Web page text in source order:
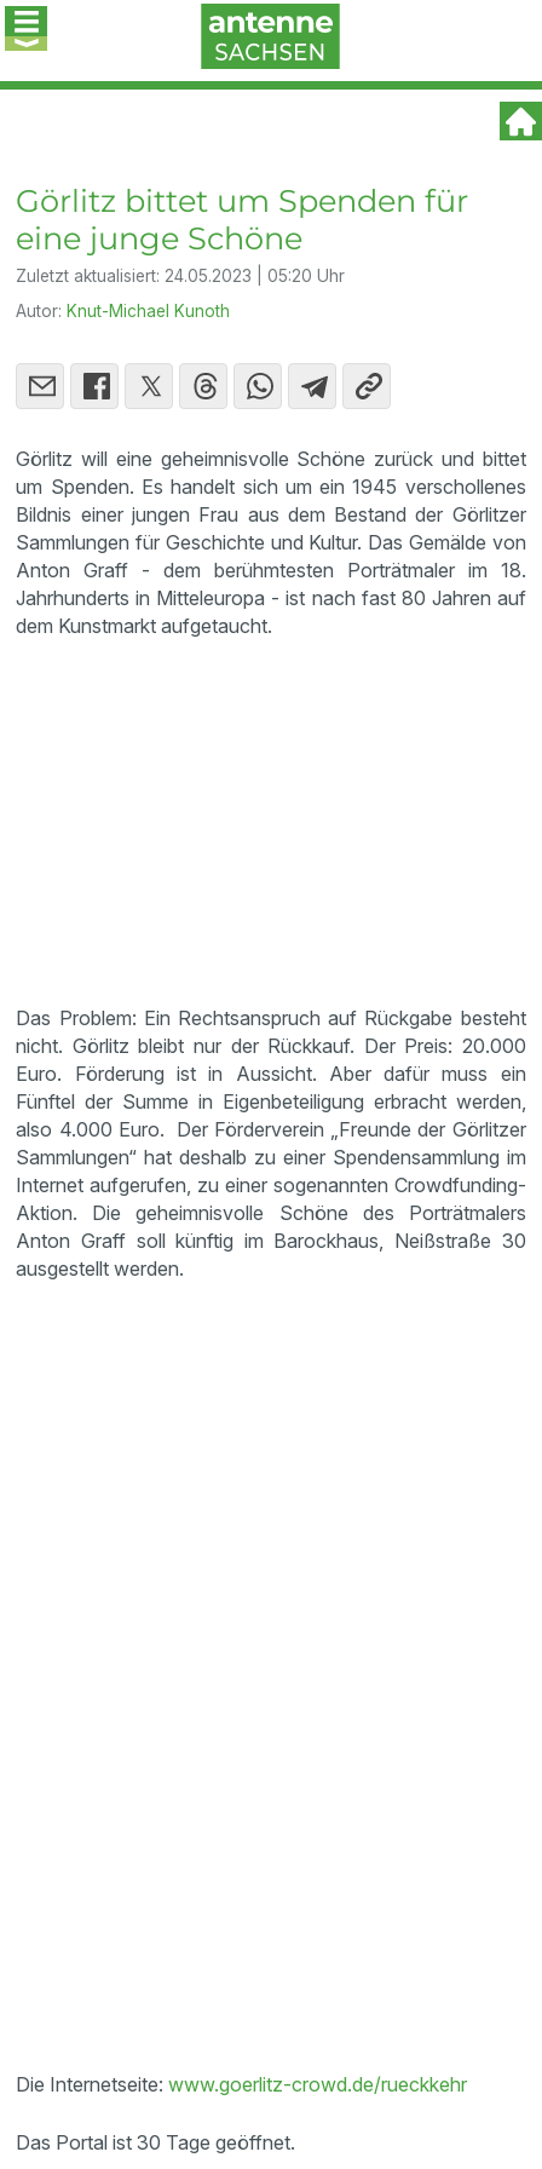
Görlitz bittet um Spenden für
eine junge Schöne
Zuletzt aktualisiert: 24.05.2023 | 05:20 Uhr
Autor: Knut-Michael Kunoth
Görlitz will eine geheimnisvolle Schöne zurück und bittet
um Spenden. Es handelt sich um ein 1945 verschollenes
Bildnis einer jungen Frau aus dem Bestand der Görlitzer
Sammlungen für Geschichte und Kultur. Das Gemälde von
Anton Graff - dem berühmtesten Porträtmaler im 18.
Jahrhunderts in Mitteleuropa - ist nach fast 80 Jahren auf
dem Kunstmarkt aufgetaucht.
Das Problem: Ein Rechtsanspruch auf Rückgabe besteht
nicht. Görlitz bleibt nur der Rückkauf. Der Preis: 20.000
Euro. Förderung ist in Aussicht. Aber dafür muss ein
Fünftel der Summe in Eigenbeteiligung erbracht werden,
also 4.000 Euro. Der Förderverein „Freunde der Görlitzer
Sammlungen“ hat deshalb zu einer Spendensammlung im
Internet aufgerufen, zu einer sogenannten Crowdfunding-
Aktion. Die geheimnisvolle Schöne des Porträtmalers
Anton Graff soll künftig im Barockhaus, Neißstraße 30
ausgestellt werden.
Die Internetseite:www.goerlitz-crowd.de/rueckkehr
Das Portal ist 30 Tage geöffnet.